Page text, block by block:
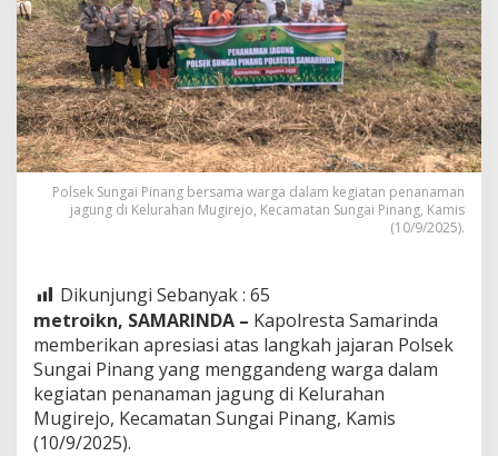
Polsek Sungai Pinang bersama warga dalam kegiatan penanaman
jagung di Kelurahan Mugirejo, Kecamatan Sungai Pinang, Kamis
(10/9/2025).
Dikunjungi Sebanyak : 65
metroikn, SAMARINDA – Kapolresta Samarinda
memberikan apresiasi atas langkah jajaran Polsek
Sungai Pinang yang menggandeng warga dalam
kegiatan penanaman jagung di Kelurahan
Mugirejo, Kecamatan Sungai Pinang, Kamis
(10/9/2025).